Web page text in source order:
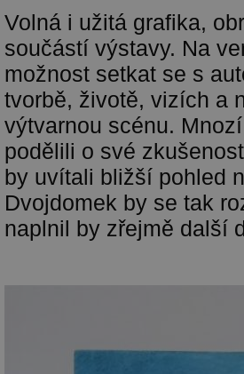
Volná i užitá grafika,
součástí výstavy. Na
možnost setkat se s
tvorbě, životě, vizích a
výtvarnou scénu.
podělili o své
by uvítali bližší pohled
Dvojdomek by se tak
naplnil by zřejmě další